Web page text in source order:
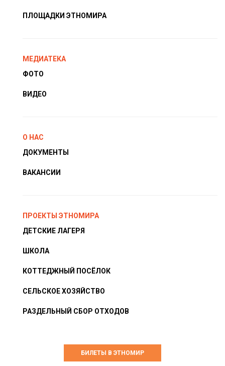
ПЛОЩАДКИ ЭТНОМИРА
МЕДИАТЕКА
ФОТО
ВИДЕО
О НАС
ДОКУМЕНТЫ
ВАКАНСИИ
ПРОЕКТЫ ЭТНОМИРА
ДЕТСКИЕ ЛАГЕРЯ
ШКОЛА
КОТТЕДЖНЫЙ ПОСЁЛОК
СЕЛЬСКОЕ ХОЗЯЙСТВО
РАЗДЕЛЬНЫЙ СБОР ОТХОДОВ
БИЛЕТЫ В ЭТНОМИР